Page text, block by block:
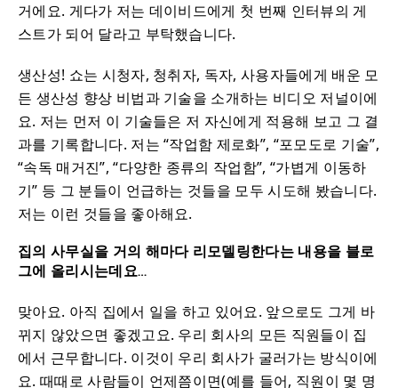
거에요. 게다가 저는 데이비드에게 첫 번째 인터뷰의 게
스트가 되어 달라고 부탁했습니다.
생산성! 쇼는 시청자, 청취자, 독자, 사용자들에게 배운 모
든 생산성 향상 비법과 기술을 소개하는 비디오 저널이에
요. 저는 먼저 이 기술들은 저 자신에게 적용해 보고 그 결
과를 기록합니다. 저는 “작업함 제로화”, “포모도로 기술”,
“속독 매거진”, “다양한 종류의 작업함”, “가볍게 이동하
기” 등 그 분들이 언급하는 것들을 모두 시도해 봤습니다.
저는 이런 것들을 좋아해요.
집의 사무실을 거의 해마다 리모델링한다는 내용을 블로
그에 올리시는데요…
맞아요. 아직 집에서 일을 하고 있어요. 앞으로도 그게 바
뀌지 않았으면 좋겠고요. 우리 회사의 모든 직원들이 집
에서 근무합니다. 이것이 우리 회사가 굴러가는 방식이에
요. 때때로 사람들이 언제쯤이면(예를 들어, 직원이 몇 명